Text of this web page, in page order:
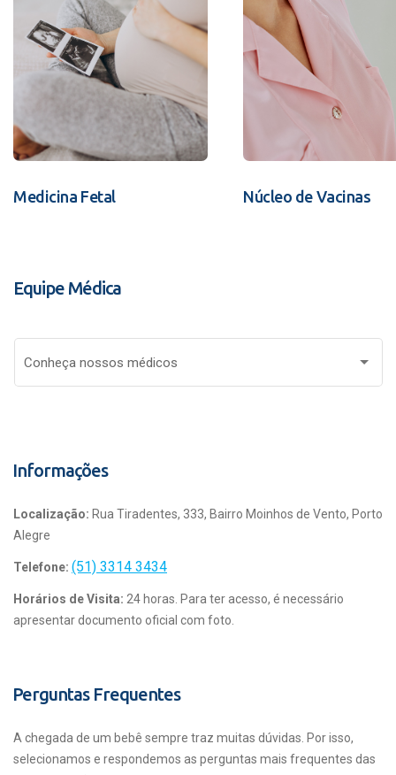
Medicina Fetal Núcleo de Vacinas
Equipe Médica
Conheça nossos médicos
Informações
Localização: Rua Tiradentes, 333, Bairro Moinhos de Vento, Porto
Alegre
Telefone: (51) 3314 3434
Horários de Visita: 24 horas. Para ter acesso, é necessário
apresentar documento oficial com foto.
Perguntas Frequentes
A chegada de um bebê sempre traz muitas dúvidas. Por isso,
selecionamos e respondemos as perguntas mais frequentes das